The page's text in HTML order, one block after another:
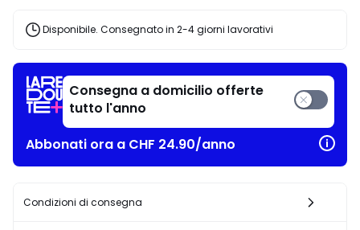
CHF
28.95
di
riduzione
applicata.
Disponibile. Consegnato in 2-4 giorni lavorativi
Consegna a domicilio offerte
tutto l'anno
Abbonati ora a CHF 24.90/anno
Condizioni di consegna